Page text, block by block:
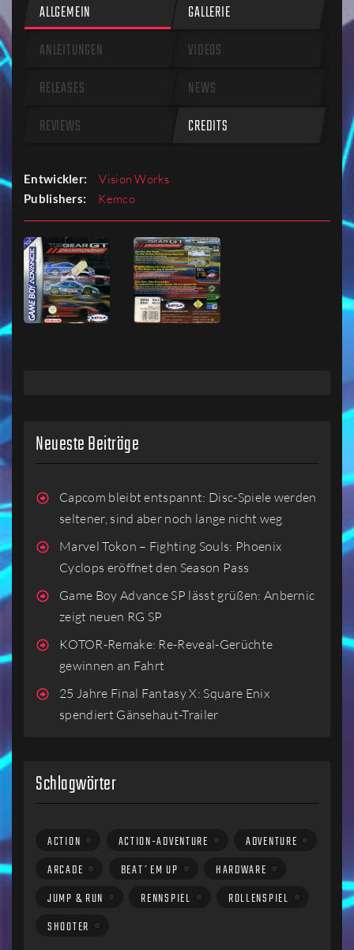
ALLGEMEIN
GALLERIE
ANLEITUNGEN
VIDEOS
RELEASES
NEWS
REVIEWS
CREDITS
Entwickler: Vision Works
Publishers: Kemco
Neueste Beiträge
Capcom bleibt entspannt: Disc-Spiele werden
seltener, sind aber noch lange nicht weg
Marvel Tokon – Fighting Souls: Phoenix
Cyclops eröffnet den Season Pass
Game Boy Advance SP lässt grüßen: Anbernic
zeigt neuen RG SP
KOTOR-Remake: Re-Reveal-Gerüchte
gewinnen an Fahrt
25 Jahre Final Fantasy X: Square Enix
spendiert Gänsehaut-Trailer
Schlagwörter
ACTION ACTION-ADVENTURE
ADVENTURE
ARCADE
BEAT´EM UP
HARDWARE
JUMP & RUN
RENNSPIEL
ROLLENSPIEL
SHOOTER